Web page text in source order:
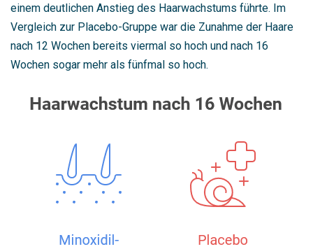
einem deutlichen Anstieg des Haarwachstums führte. Im
Vergleich zur Placebo-Gruppe war die Zunahme der Haare
nach 12 Wochen bereits viermal so hoch und nach 16
Wochen sogar mehr als fünfmal so hoch.